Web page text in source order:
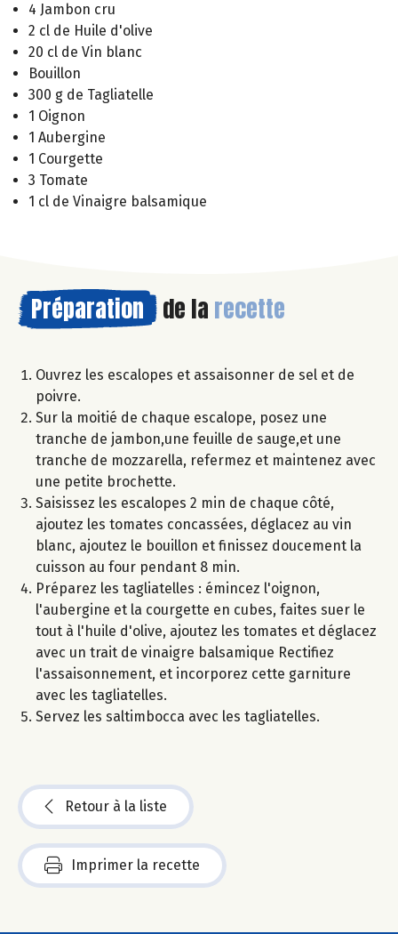
4 Jambon cru
2 cl de Huile d'olive
20 cl de Vin blanc
Bouillon
300 g de Tagliatelle
1 Oignon
1 Aubergine
1 Courgette
3 Tomate
1 cl de Vinaigre balsamique
Préparation de la recette
Ouvrez les escalopes et assaisonner de sel et de
poivre.
Sur la moitié de chaque escalope, posez une
tranche de jambon,une feuille de sauge,et une
tranche de mozzarella, refermez et maintenez avec
une petite brochette.
Saisissez les escalopes 2 min de chaque côté,
ajoutez les tomates concassées, déglacez au vin
blanc, ajoutez le bouillon et finissez doucement la
cuisson au four pendant 8 min.
Préparez les tagliatelles : émincez l'oignon,
l'aubergine et la courgette en cubes, faites suer le
tout à l'huile d'olive, ajoutez les tomates et déglacez
avec un trait de vinaigre balsamique Rectifiez
l'assaisonnement, et incorporez cette garniture
avec les tagliatelles.
Servez les saltimbocca avec les tagliatelles.
Retour à la liste
Imprimer la recette